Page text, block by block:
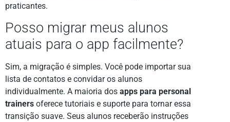
praticantes.
Posso migrar meus alunos
atuais para o app facilmente?
Sim, a migração é simples. Você pode importar sua
lista de contatos e convidar os alunos
individualmente. A maioria dos apps para personal
trainers oferece tutoriais e suporte para tornar essa
transição suave. Seus alunos receberão instruções